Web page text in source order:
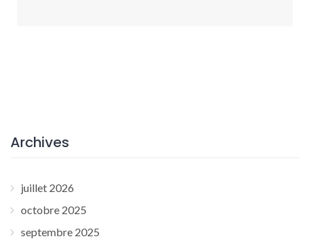
Archives
juillet 2026
octobre 2025
septembre 2025